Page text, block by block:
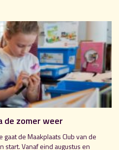
de zomer weer
de Maakplaats Club van de
Vanaf eind augustus en